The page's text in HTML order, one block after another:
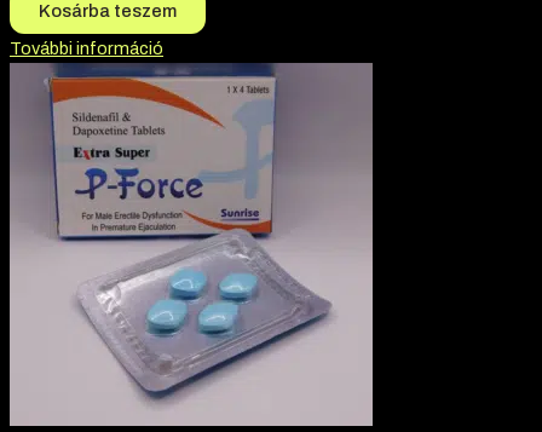
Kosárba teszem
További információ